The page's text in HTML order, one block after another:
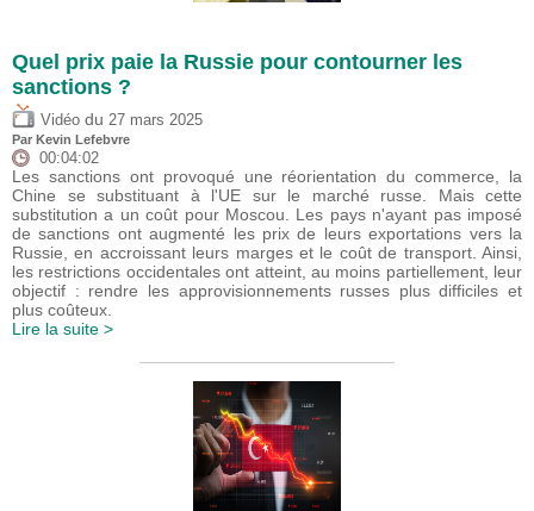
Quel prix paie la Russie pour contourner les
sanctions ?
Vidéo du 27 mars 2025
Par Kevin Lefebvre
00:04:02
Les sanctions ont provoqué une réorientation du commerce, la
Chine se substituant à l'UE sur le marché russe. Mais cette
substitution a un coût pour Moscou. Les pays n'ayant pas imposé
de sanctions ont augmenté les prix de leurs exportations vers la
Russie, en accroissant leurs marges et le coût de transport. Ainsi,
les restrictions occidentales ont atteint, au moins partiellement, leur
objectif : rendre les approvisionnements russes plus difficiles et
plus coûteux.
Lire la suite >